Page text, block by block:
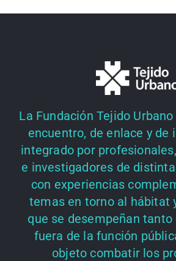
La Fundación Tejido
encuentro, de enlace y de
integrado por
e investigadores de
con experiencias
temas en torno al hábitat
que se desempeñan
fuera de la función
objeto combatir los